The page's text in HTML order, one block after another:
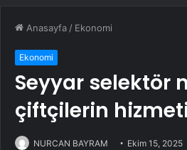
Anasayfa / Ekonomi
Ekonomi
Seyyar selektör
çiftçilerin
NURCAN BAYRAM Ekim 15, 2025